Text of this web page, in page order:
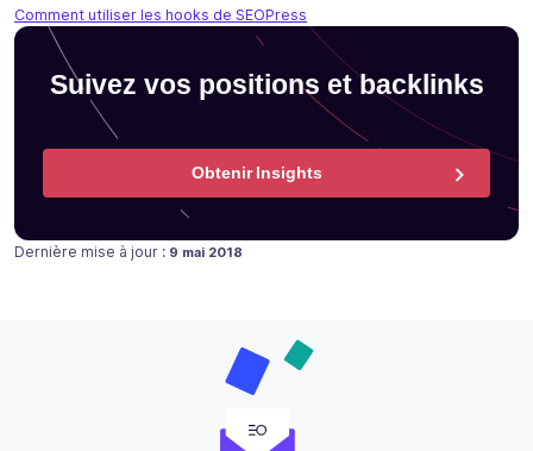
Comment utiliser les hooks de SEOPress
Suivez vos positions et backlinks
Obtenir Insights
Dernière mise à jour : Publié le
9 mai 2018